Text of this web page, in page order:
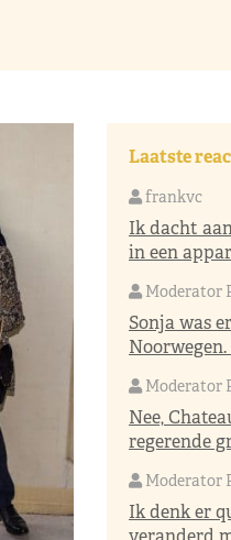
Laatste
frankvc
Ik dacht
in een
Moderator
Sonja was
Moderator
Nee,
regerende
Moderator
Ik denk er